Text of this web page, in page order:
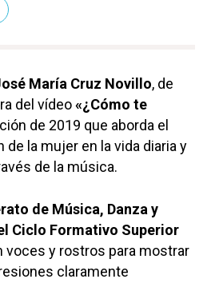
María Cruz Novillo, de
del vídeo«¿Cómo te
de 2019 que aborda el
la mujer en la vida diaria y
de la música.
de Música, Danza y
Ciclo Formativo Superior
voces y rostros para mostrar
claramente